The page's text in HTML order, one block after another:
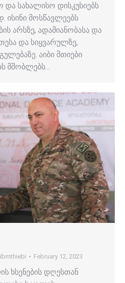
და სახალისო დისკუსიებს
ისინი მოსწავლეებს
არსზე, ადამიანობასა და
და სიყვარულზე,
აიბი მთიები
მშობლებს…
ibmthiebi February 12, 2023
ხსენების დღესთან